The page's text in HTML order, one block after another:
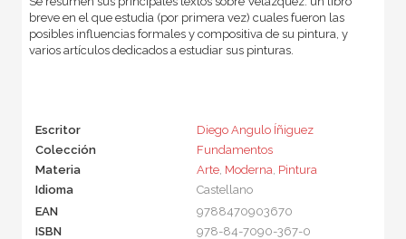
breve en el que estudia (por primera vez) cuales fueron las
posibles influencias formales y compositiva de su pintura, y
varios artículos dedicados a estudiar sus pinturas.
Escritor
Diego Angulo Íñiguez
Colección
Fundamentos
Materia
Arte, Moderna Pintura
Idioma
Castellano
EAN
9788470903670
ISBN
978-84-7090-367-0